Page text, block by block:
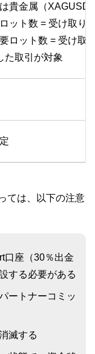
は貴金属（
ット数 = 受け取り
ロット数 = 受け取
取引が対象
ては、以下の注意
口座（30％出金
する必要がある
ートナーコミッ
滅する